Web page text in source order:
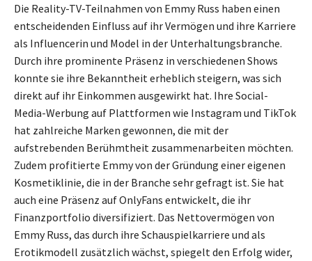
Die Reality-TV-Teilnahmen von Emmy Russ haben einen
entscheidenden Einfluss auf ihr Vermögen und ihre Karriere
als Influencerin und Model in der Unterhaltungsbranche.
Durch ihre prominente Präsenz in verschiedenen Shows
konnte sie ihre Bekanntheit erheblich steigern, was sich
direkt auf ihr Einkommen ausgewirkt hat. Ihre Social-
Media-Werbung auf Plattformen wie Instagram und TikTok
hat zahlreiche Marken gewonnen, die mit der
aufstrebenden Berühmtheit zusammenarbeiten möchten.
Zudem profitierte Emmy von der Gründung einer eigenen
Kosmetiklinie, die in der Branche sehr gefragt ist. Sie hat
auch eine Präsenz auf OnlyFans entwickelt, die ihr
Finanzportfolio diversifiziert. Das Nettovermögen von
Emmy Russ, das durch ihre Schauspielkarriere und als
Erotikmodell zusätzlich wächst, spiegelt den Erfolg wider,